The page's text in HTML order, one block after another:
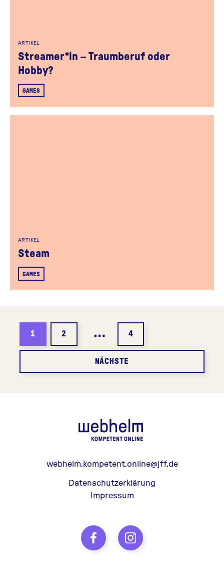
ARTIKEL
Streamer*in – Traumberuf oder
Hobby?
GAMES
ARTIKEL
Steam
GAMES
1 2 … 4
NÄCHSTE
webhelm.kompetent.online@jff.de
Datenschutzerklärung
Impressum